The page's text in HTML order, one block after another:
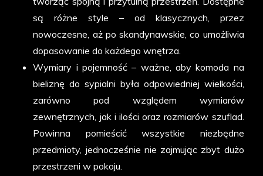
są różne style – od klasycznych, przez
nowoczesne, aż po skandynawskie, co umożliwia
dopasowanie do każdego wnętrza.
Wymiary i pojemność – ważne, aby komoda na
bieliznę do sypialni była odpowiedniej wielkości,
zarówno pod względem wymiarów
zewnętrznych, jak i ilości oraz rozmiarów szuflad.
Powinna pomieścić wszystkie niezbędne
przedmioty, jednocześnie nie zajmując zbyt dużo
przestrzeni w pokoju.